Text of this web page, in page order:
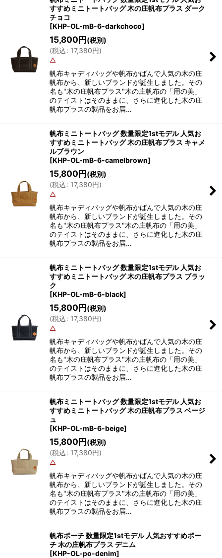
すすめミニトートバッグ 木の庄帆布プラス ダーク
チョコ
[KHP-OL-mB-6-darkchoco]
15,800円(税別)
(税込: 17,380円)
△
帆布キャディバッグや帆布かばんで人気の木の庄
帆布から、新しいブランドが誕生しました。その
名も"木の庄帆布プラス"木の庄帆布の「用の美」
のテイストはそのままに、さらに進化した木の庄
帆布プラスの製品をお届…
帆布ミニトートバッグ 数量限定1stモデル 人気お
すすめミニトートバッグ 木の庄帆布プラス キャメ
ルブラウン
[KHP-OL-mB-6-camelbrown]
15,800円(税別)
(税込: 17,380円)
△
帆布キャディバッグや帆布かばんで人気の木の庄
帆布から、新しいブランドが誕生しました。その
名も"木の庄帆布プラス"木の庄帆布の「用の美」
のテイストはそのままに、さらに進化した木の庄
帆布プラスの製品をお届…
帆布ミニトートバッグ 数量限定1stモデル 人気お
すすめミニトートバッグ 木の庄帆布プラス ブラッ
ク
[KHP-OL-mB-6-black]
15,800円(税別)
(税込: 17,380円)
△
帆布キャディバッグや帆布かばんで人気の木の庄
帆布から、新しいブランドが誕生しました。その
名も"木の庄帆布プラス"木の庄帆布の「用の美」
のテイストはそのままに、さらに進化した木の庄
帆布プラスの製品をお届…
帆布ミニトートバッグ 数量限定1stモデル 人気お
すすめミニトートバッグ 木の庄帆布プラス ベージ
ュ
[KHP-OL-mB-6-beige]
15,800円(税別)
(税込: 17,380円)
△
帆布キャディバッグや帆布かばんで人気の木の庄
帆布から、新しいブランドが誕生しました。その
名も"木の庄帆布プラス"木の庄帆布の「用の美」
のテイストはそのままに、さらに進化した木の庄
帆布プラスの製品をお届…
帆布ポーチ 数量限定1stモデル 人気おすすめポー
チ 木の庄帆布プラス デニム
[KHP-OL-po-denim]